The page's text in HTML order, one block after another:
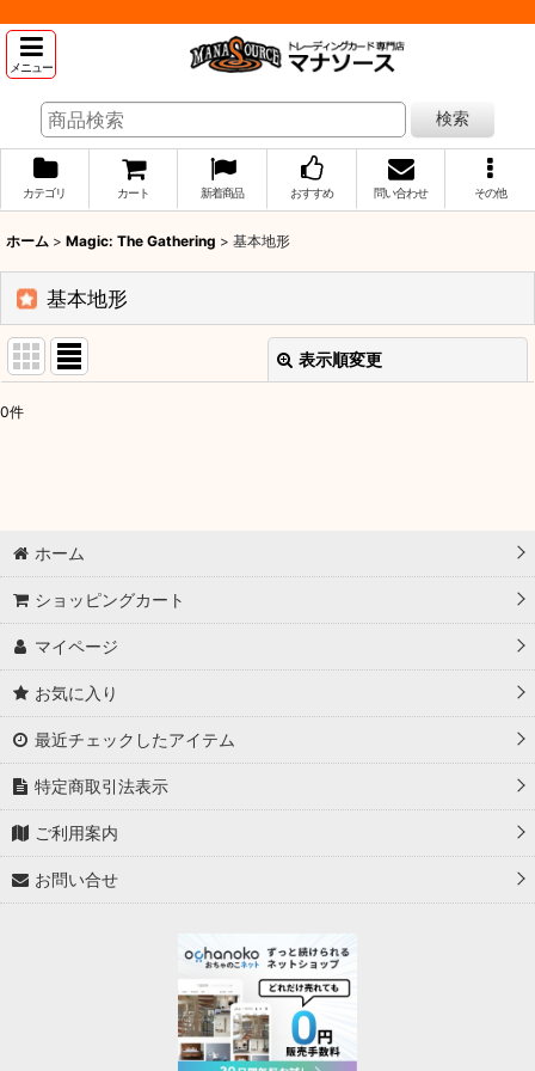
メニュー
検索
カテゴリ カート 新着商品 おすすめ 問い合わせ その他
ホーム > Magic: The Gathering > 基本地形
基本地形
表示順変更
0件
ホーム
ショッピングカート
マイページ
お気に入り
最近チェックしたアイテム
特定商取引法表示
ご利用案内
お問い合せ